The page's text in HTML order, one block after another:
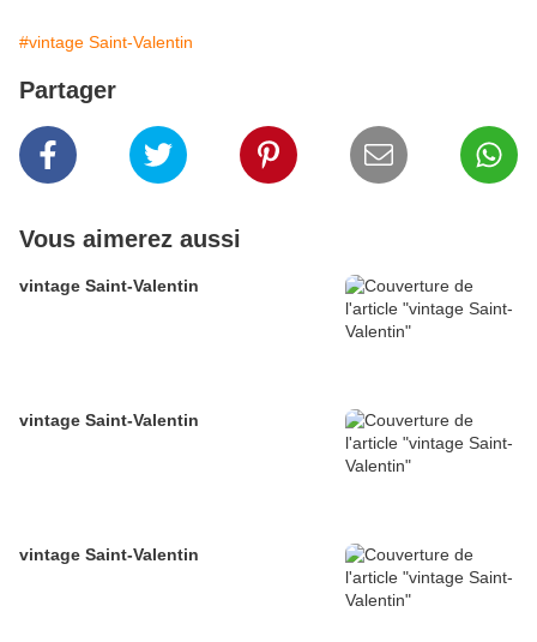
#vintage Saint-Valentin
Partager
Vous aimerez aussi
vintage Saint-Valentin
vintage Saint-Valentin
vintage Saint-Valentin